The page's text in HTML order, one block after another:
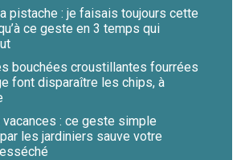
pistache : je faisais toujours cette
ce geste en 3 temps qui
bouchées croustillantes fourrées
font disparaître les chips, à
vacances : ce geste simple
les jardiniers sauve votre